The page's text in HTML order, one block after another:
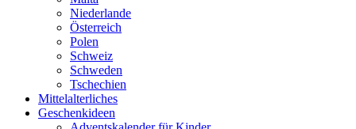
Niederlande
Österreich
Polen
Schweiz
Schweden
Tschechien
Mittelalterliches
Geschenkideen